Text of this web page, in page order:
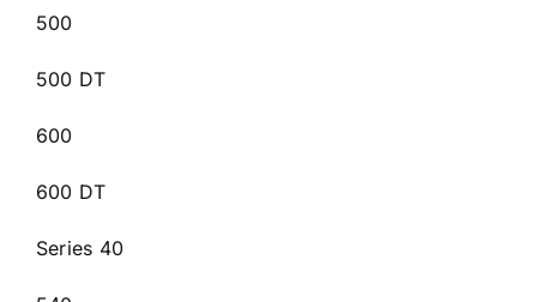
500
500 DT
600
600 DT
Series 40